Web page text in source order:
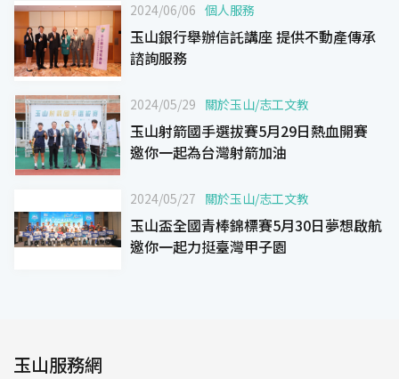
2024/06/06 個人服務
玉山銀行舉辦信託講座 提供不動產傳承
諮詢服務
2024/05/29 關於玉山/志工文教
玉山射箭國手選拔賽5月29日熱血開賽
邀你一起為台灣射箭加油
2024/05/27 關於玉山/志工文教
玉山盃全國青棒錦標賽5月30日夢想啟航
邀你一起力挺臺灣甲子園
玉山服務網